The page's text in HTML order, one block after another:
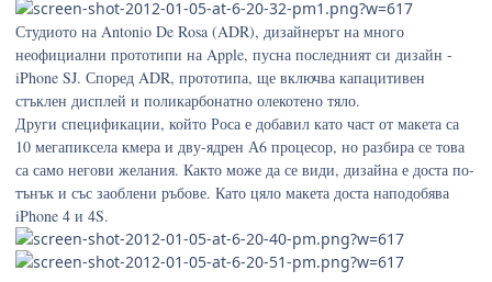
Студиото на Antonio De Rosa (ADR), дизайнерът на много
неофициални прототипи на Apple, пусна последният си дизайн -
iPhone SJ. Според ADR, прототипа, ще включва капацитивен
стъклен дисплей и поликарбонатно олекотено тяло.
Други спецификации, който Роса е добавил като част от макета са
10 мегапиксела кмера и дву-ядрен А6 процесор, но разбира се това
са само негови желания. Както може да се види, дизайна е доста по-
тънък и със заоблени ръбове. Като цяло макета доста наподобява
iPhone 4 и 4S.